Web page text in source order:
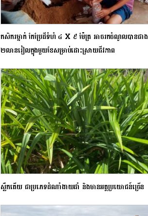
កសិករម្នាក់ កែប្រែដីទំហំ ៤ X ៩ ម៉ែត្រ អាច​រកចំណូលបាន​ជាង ​
២លានរៀលក្នុងមួយខែ​សម្រាប់ដោះស្រាយ​ជីវភាព
ស្លឹកតើយ ជាប្រភេទដំណាំងាយដាំ និងមានអត្ថប្រយោជន៍ច្រើន